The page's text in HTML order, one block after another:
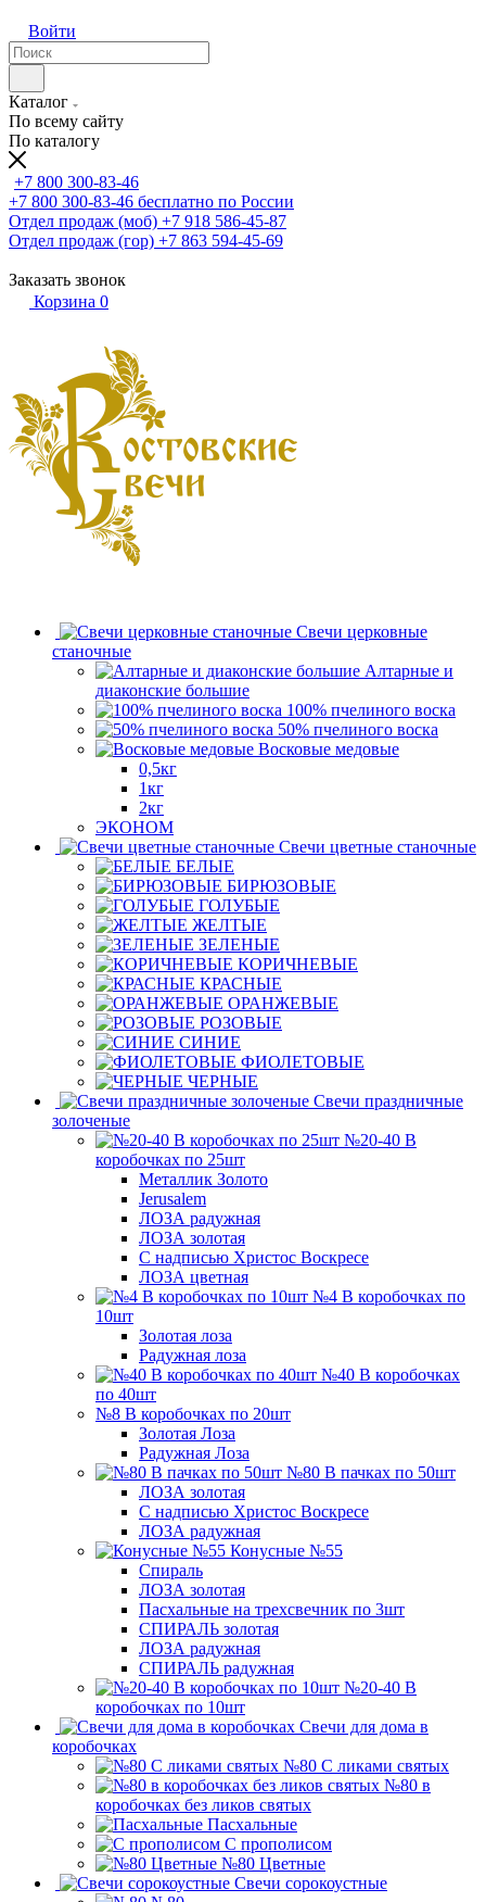
Войти
Каталог
По всему сайту
По каталогу
+7 800 300-83-46
+7 800 300-83-46 бесплатно по России
Отдел продаж (моб) +7 918 586-45-87
Отдел продаж (гор) +7 863 594-45-69
Заказать звонок
Корзина 0
Свечи церковные
станочные
Алтарные и
диаконские большие
100% пчелиного воска
50% пчелиного воска
Восковые медовые
0,5кг
1кг
2кг
ЭКОНОМ
Свечи цветные станочные
БЕЛЫЕ
БИРЮЗОВЫЕ
ГОЛУБЫЕ
ЖЕЛТЫЕ
ЗЕЛЕНЫЕ
КОРИЧНЕВЫЕ
КРАСНЫЕ
ОРАНЖЕВЫЕ
РОЗОВЫЕ
СИНИЕ
ФИОЛЕТОВЫЕ
ЧЕРНЫЕ
Свечи праздничные
золоченые
№20-40 В
коробочках по 25шт
Металлик Золото
Jerusalem
ЛОЗА радужная
ЛОЗА золотая
С надписью Христос Воскресе
ЛОЗА цветная
№4 В коробочках по
10шт
Золотая лоза
Радужная лоза
№40 В коробочках
по 40шт
№8 В коробочках по 20шт
Золотая Лоза
Радужная Лоза
№80 В пачках по 50шт
ЛОЗА золотая
С надписью Христос Воскресе
ЛОЗА радужная
Конусные №55
Спираль
ЛОЗА золотая
Пасхальные на трехсвечник по 3шт
СПИРАЛЬ золотая
ЛОЗА радужная
СПИРАЛЬ радужная
№20-40 В
коробочках по 10шт
Свечи для дома в
коробочках
№80 С ликами святых
№80 в
коробочках без ликов святых
Пасхальные
С прополисом
№80 Цветные
Свечи сорокоустные